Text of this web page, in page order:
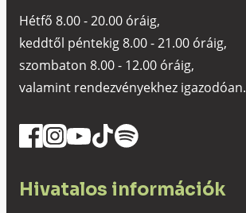
Hétfő 8.00 - 20.00 óráig,
keddtől péntekig 8.00 - 21.00 óráig,
szombaton 8.00 - 12.00 óráig,
valamint rendezvényekhez igazodóan.
Hivatalos információk